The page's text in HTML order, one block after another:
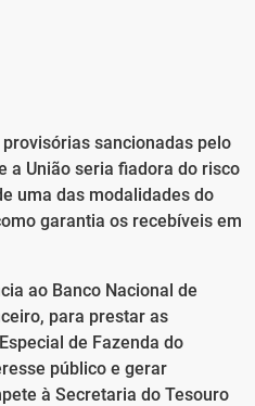
sancionadas pelo
a União seria fiadora do risco
uma das modalidades do
garantia os recebíveis em
ao Banco Nacional de
para prestar as
de Fazenda do
público e gerar
à Secretaria do Tesouro